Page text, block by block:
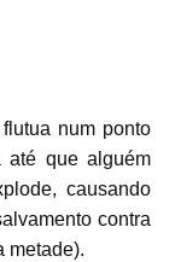
num ponto
até que alguém
causando
contra
metade).